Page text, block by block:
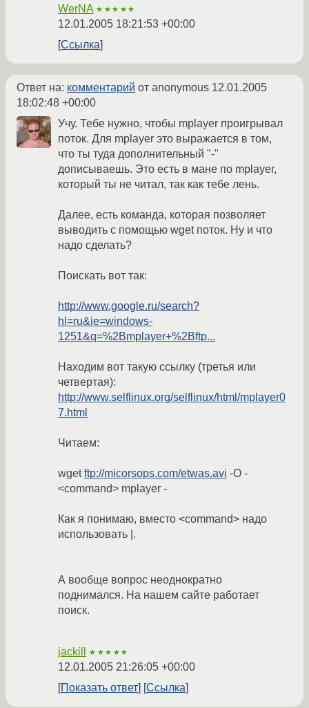
WerNA ★★★★★
12.01.2005 18:21:53 +00:00
Ссылка
Ответ на: комментарий от anonymous 12.01.2005
18:02:48 +00:00
Учу. Тебе нужно, чтобы mplayer проигрывал
поток. Для mplayer это выражается в том,
что ты туда дополнительный "-"
дописываешь. Это есть в мане по mplayer,
который ты не читал, так как тебе лень.
Далее, есть команда, которая позволяет
выводить с помощью wget поток. Ну и что
надо сделать?
Поискать вот так:
http://www.google.ru/search?
hl=ru&ie=windows-
1251&q=%2Bmplayer+%2Bftp...
Находим вот такую ссылку (третья или
четвертая):
http://www.selflinux.org/selflinux/html/mplayer0
7.html
Читаем:
wgetftp://micorsops.com/etwas.avi -O -
<command> mplayer -
Как я понимаю, вместо <command> надо
использовать |.
А вообще вопрос неоднократно
поднимался. На нашем сайте работает
поиск.
jackill ★★★★★
12.01.2005 21:26:05 +00:00
Показать ответ
Ссылка